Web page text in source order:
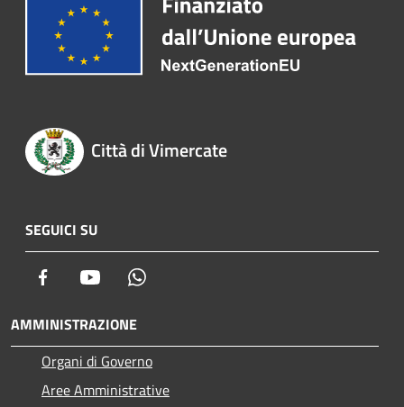
Città di Vimercate
SEGUICI SU
Facebook Youtube
AMMINISTRAZIONE
Organi di Governo
Aree Amministrative